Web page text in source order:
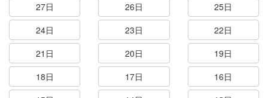
27日
26日
25日
24日
23日
22日
21日
20日
19日
18日
17日
16日